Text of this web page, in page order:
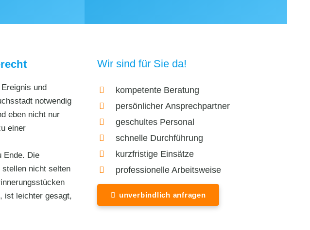
und
notwendig
eben nicht nur
einer
Ende. Die
stellen nicht selten
ist leichter gesagt,
Wir sind für Sie da!
kompetente Beratung
persönlicher Ansprechpartner
geschultes Personal
schnelle Durchführung
kurzfristige Einsätze
professionelle Arbeitsweise
unverbindlich anfragen